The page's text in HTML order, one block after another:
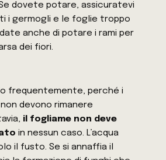
dovete potare, assicuratevi
i germogli e le foglie troppo
anche di potare i rami per
dei fiori.
frequentemente, perché i
devono rimanere
il fogliame non deve
in nessun caso. L’acqua
il fusto. Se si annaffia il